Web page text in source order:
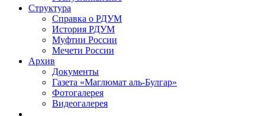
Структура
Справка о РДУМ
История РДУМ
Муфтии России
Мечети России
Архив
Документы
Газета «Маглюмат аль-Булгар»
Фотогалерея
Видеогалерея